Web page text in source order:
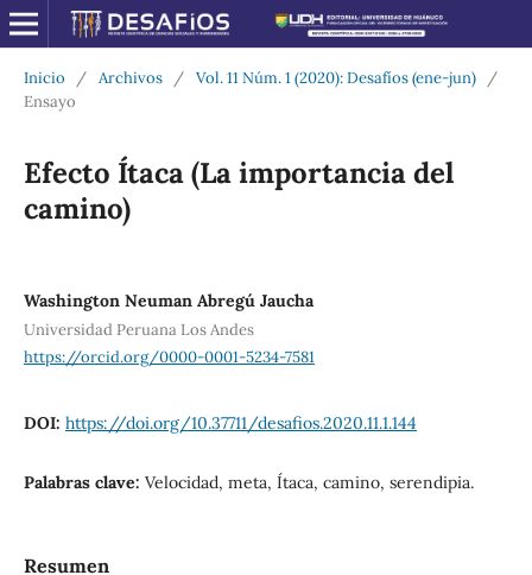
Inicio / Archivos / Vol. 11 Núm. 1 (2020): Desafíos (ene-jun)
/
Ensayo
Efecto Ítaca (La importancia del
camino)
Washington Neuman Abregú Jaucha
Universidad Peruana Los Andes
https://orcid.org/0000-0001-5234-7581
DOI: https://doi.org/10.37711/desafios.2020.11.1.144
Palabras clave: Velocidad, meta, Ítaca, camino, serendipia.
Resumen